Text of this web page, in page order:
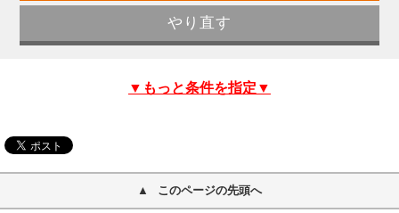
▼もっと条件を指定▼
このページの先頭へ